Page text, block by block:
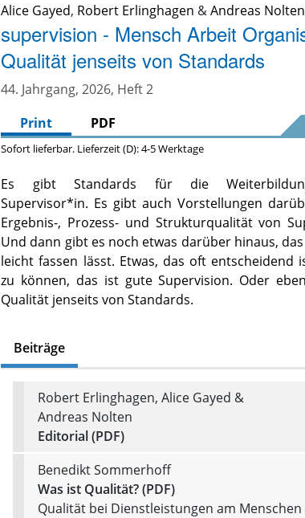
Alice Gayed, Robert Erlinghagen &Andreas Nolten
supervision - Mensch Arbeit
Qualität jenseits von Standards
44. Jahrgang, 2026, Heft 2
Print
PDF
Sofort lieferbar. Lieferzeit (D): 4-5 Werktage
Es gibt Standards für die
Supervisor*in. Es gibt auch Vorstellungen
Ergebnis-, Prozess- und Strukturqualität von
Und dann gibt es noch etwas darüber hinaus,
leicht fassen lässt. Etwas, das oft entscheidend
zu können, das ist gute Supervision. Oder
Qualität jenseits von Standards.
Beiträge
Robert Erlinghagen, Alice Gayed &
Andreas Nolten
Editorial (PDF)
Benedikt Sommerhoff
Was ist Qualität? (PDF)
Qualität bei Dienstleistungen am Menschen